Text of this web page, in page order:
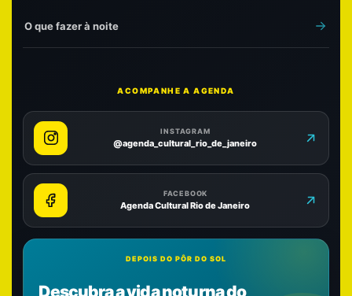
O que fazer à noite
ACOMPANHE A AGENDA
INSTAGRAM
@agenda_cultural_rio_de_janeiro
FACEBOOK
Agenda Cultural Rio de Janeiro
DEPOIS DO PÔR DO SOL
Descubra a vida noturna do